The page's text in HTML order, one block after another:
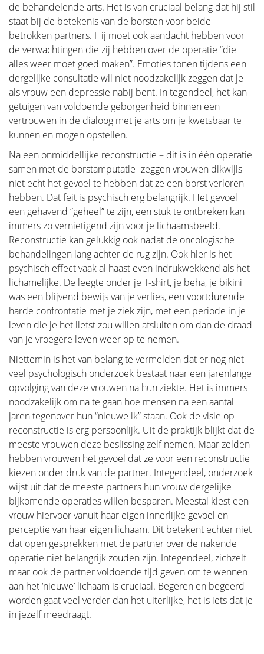
de behandelende arts. Het is van cruciaal belang dat hij stil
staat bij de betekenis van de borsten voor beide
betrokken partners. Hij moet ook aandacht hebben voor
de verwachtingen die zij hebben over de operatie “die
alles weer moet goed maken”. Emoties tonen tijdens een
dergelijke consultatie wil niet noodzakelijk zeggen dat je
als vrouw een depressie nabij bent. In tegendeel, het kan
getuigen van voldoende geborgenheid binnen een
vertrouwen in de dialoog met je arts om je kwetsbaar te
kunnen en mogen opstellen.
Na een onmiddellijke reconstructie – dit is in één operatie
samen met de borstamputatie -zeggen vrouwen dikwijls
niet echt het gevoel te hebben dat ze een borst verloren
hebben. Dat feit is psychisch erg belangrijk. Het gevoel
een gehavend “geheel” te zijn, een stuk te ontbreken kan
immers zo vernietigend zijn voor je lichaamsbeeld.
Reconstructie kan gelukkig ook nadat de oncologische
behandelingen lang achter de rug zijn. Ook hier is het
psychisch effect vaak al haast even indrukwekkend als het
lichamelijke. De leegte onder je T-shirt, je beha, je bikini
was een blijvend bewijs van je verlies, een voortdurende
harde confrontatie met je ziek zijn, met een periode in je
leven die je het liefst zou willen afsluiten om dan de draad
van je vroegere leven weer op te nemen.
Niettemin is het van belang te vermelden dat er nog niet
veel psychologisch onderzoek bestaat naar een jarenlange
opvolging van deze vrouwen na hun ziekte. Het is immers
noodzakelijk om na te gaan hoe mensen na een aantal
jaren tegenover hun “nieuwe ik” staan. Ook de visie op
reconstructie is erg persoonlijk. Uit de praktijk blijkt dat de
meeste vrouwen deze beslissing zelf nemen. Maar zelden
hebben vrouwen het gevoel dat ze voor een reconstructie
kiezen onder druk van de partner. Integendeel, onderzoek
wijst uit dat de meeste partners hun vrouw dergelijke
bijkomende operaties willen besparen. Meestal kiest een
vrouw hiervoor vanuit haar eigen innerlijke gevoel en
perceptie van haar eigen lichaam. Dit betekent echter niet
dat open gesprekken met de partner over de nakende
operatie niet belangrijk zouden zijn. Integendeel, zichzelf
maar ook de partner voldoende tijd geven om te wennen
aan het ‘nieuwe’ lichaam is cruciaal. Begeren en begeerd
worden gaat veel verder dan het uiterlijke, het is iets dat je
in jezelf meedraagt.